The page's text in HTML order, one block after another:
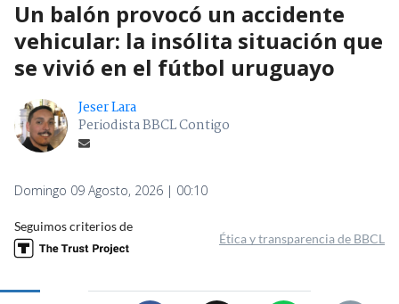
Un balón provocó un accidente
vehicular: la insólita situación que
se vivió en el fútbol uruguayo
Jeser Lara
Periodista BBCL Contigo
Domingo 09 Agosto, 2026 | 00:10
Seguimos criterios de
Ética y transparencia de BBCL